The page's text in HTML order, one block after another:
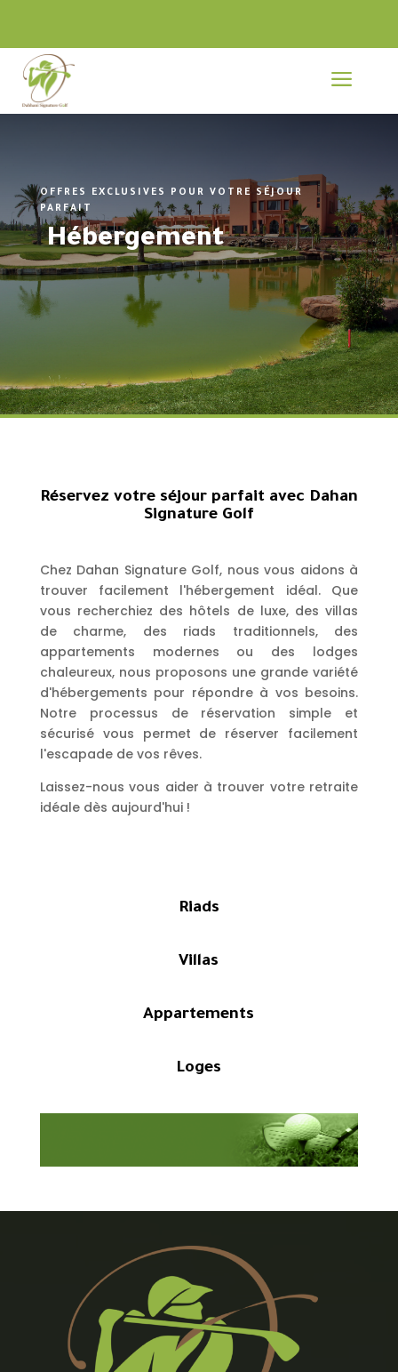
a
OFFRES EXCLUSIVES POUR VOTRE SÉJOUR
PARFAIT
Hébergement
Réservez votre séjour parfait avec Dahan
Signature Golf
Chez Dahan Signature Golf, nous vous aidons à
trouver facilement l'hébergement idéal. Que
vous recherchiez des hôtels de luxe, des villas
de charme, des riads traditionnels, des
appartements modernes ou des lodges
chaleureux, nous proposons une grande variété
d'hébergements pour répondre à vos besoins.
Notre processus de réservation simple et
sécurisé vous permet de réserver facilement
l'escapade de vos rêves.
Laissez-nous vous aider à trouver votre retraite
idéale dès aujourd'hui !
Riads
Villas
Appartements
Loges